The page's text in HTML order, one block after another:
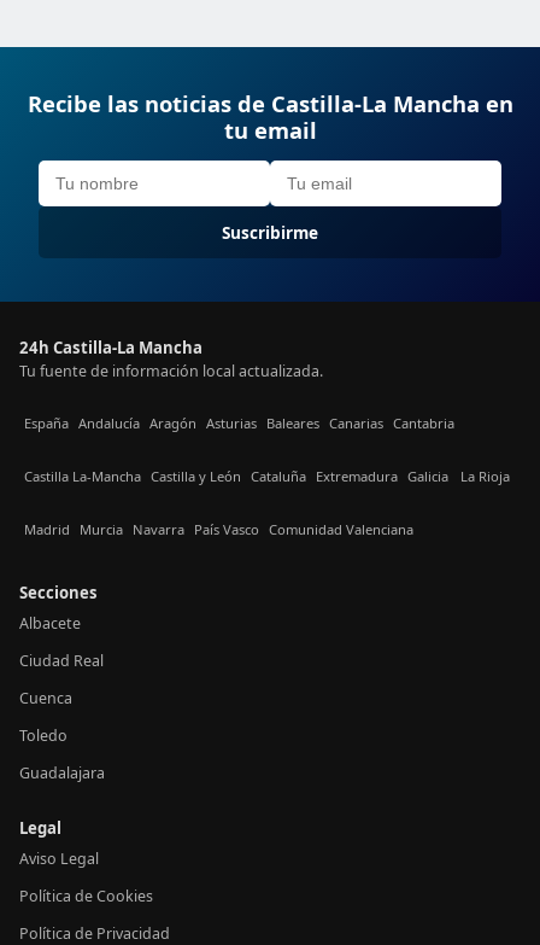
Recibe las noticias de Castilla-La Mancha en
tu email
Suscribirme
24h Castilla-La Mancha
Tu fuente de información local actualizada.
España Andalucía Aragón Asturias Baleares Canarias Cantabria
Castilla La-Mancha Castilla y León Cataluña Extremadura Galicia La Rioja
Madrid Murcia Navarra País Vasco Comunidad Valenciana
Secciones
Albacete
Ciudad Real
Cuenca
Toledo
Guadalajara
Legal
Aviso Legal
Política de Cookies
Política de Privacidad